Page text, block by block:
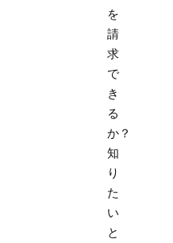
を
請
求
で
き
る
か？
知
り
た
い
と